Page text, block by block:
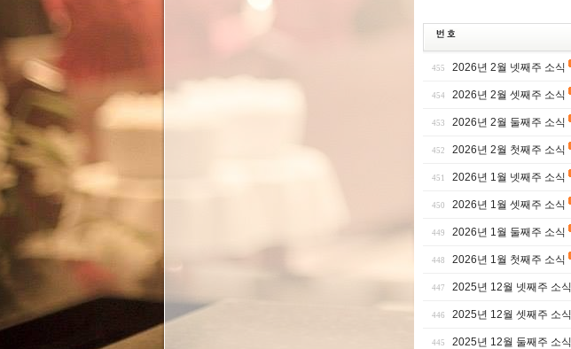
455 2026년 2월 넷째주 소식
454 2026년 2월 셋째주 소식
453 2026년 2월 둘째주 소식
452 2026년 2월 첫째주 소식
451 2026년 1월 넷째주 소식
450 2026년 1월 셋째주 소식
449 2026년 1월 둘째주 소식
448 2026년 1월 첫째주 소식
447 2025년 12월 넷째주 소식
446 2025년 12월 셋째주 소식
445 2025년 12월 둘째주 소식